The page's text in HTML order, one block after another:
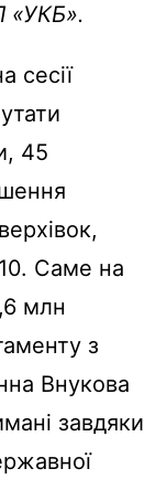
«УКБ».
сесії
45
Саме на
млн
з
Внукова
завдяки